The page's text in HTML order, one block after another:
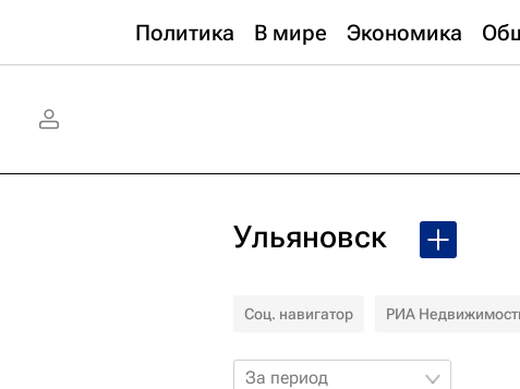
Политика В мире Экономика
Ульяновск
Соц. навигатор РИА
За период